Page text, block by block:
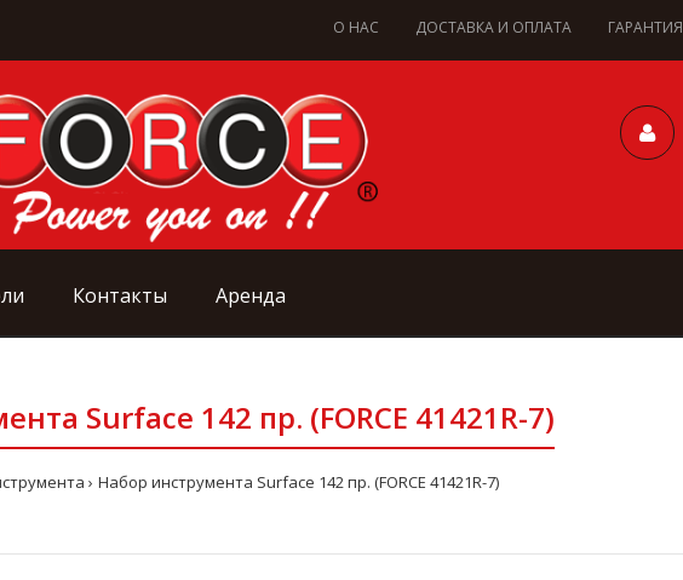
О НАС ДОСТАВКА И ОПЛАТА ГАРАНТИЯ
Контакты Аренда
Surface 142 пр. (FORCE 41421R-7)
Набор инструмента Surface 142 пр. (FORCE 41421R-7)